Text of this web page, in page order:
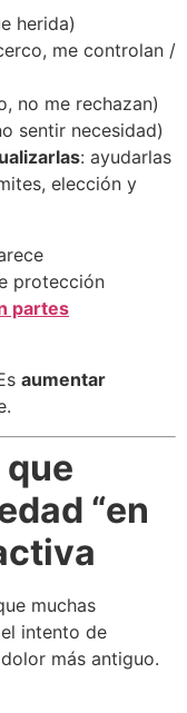
herida)
me controlan /
no me rechazan)
sentir necesidad)
: ayudarlas
elección y
protección
partes
aumentar
“en
muchas
intento de
más antiguo.